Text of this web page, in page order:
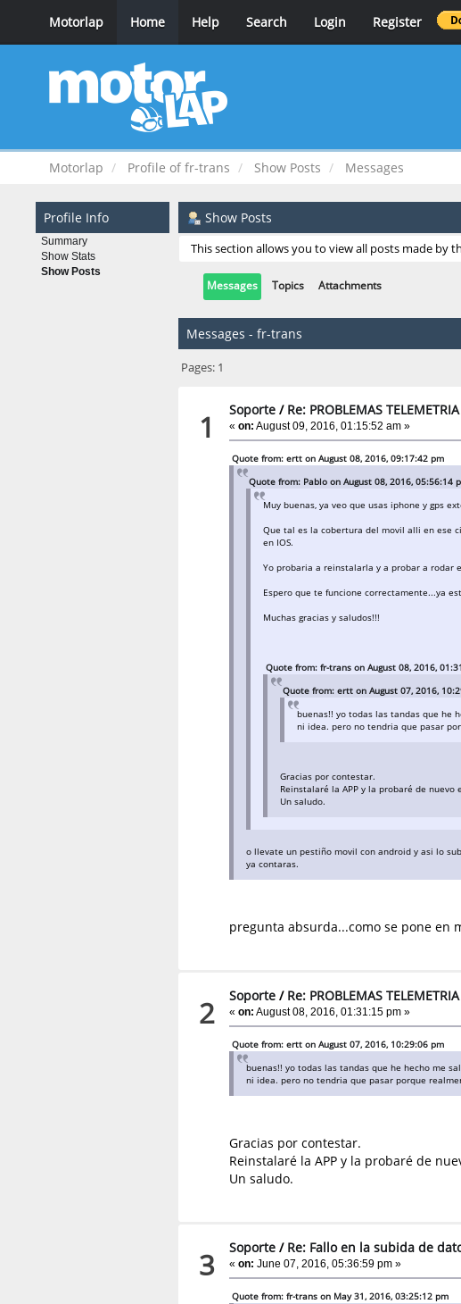
Motorlap Home Help Search Login Register
Motorlap Profile of fr-trans Show Posts Messages
Profile Info
Summary
Show Stats
Show Posts
Show Posts
This section allows you to view all posts made by
Messages Topics Attachments
Messages - fr-trans
Pages: 1
1 Soporte/ Re: PROBLEMAS
« on: August 09, 2016, 01:15:52 am »
Quote from: ertt on August 08, 2016, 09:17:42 pm
Quote from: Pablo on August 08, 2016, 05:56:14
Muy buenas, ya veo que usas iphone y gps
Que tal es la cobertura del movil alli en ese
en IOS.
Yo probaria a reinstalarla y a probar a rodar
Espero que te funcione correctamente...ya
Muchas gracias y saludos!!!
Quote from: fr-trans on August 08, 2016,
Quote from: ertt on August 07, 2016,
buenas!! yo todas las tandas que he
ni idea. pero no tendria que pasar
Gracias por contestar.
Reinstalaré la APP y la probaré de nuevo
Un saludo.
o llevate un pestiño movil con android y asi lo
ya contaras.
pregunta absurda...como se pone en
2 Soporte/ Re: PROBLEMAS
« on: August 08, 2016, 01:31:15 pm »
Quote from: ertt on August 07, 2016, 10:29:06 pm
buenas!! yo todas las tandas que he hecho me
ni idea. pero no tendria que pasar porque
Gracias por contestar.
Reinstalaré la APP y la probaré de
Un saludo.
3 Soporte/ Re: Fallo en la subida de
« on: June 07, 2016, 05:36:59 pm »
Quote from: fr-trans on May 31, 2016, 03:25:12 pm